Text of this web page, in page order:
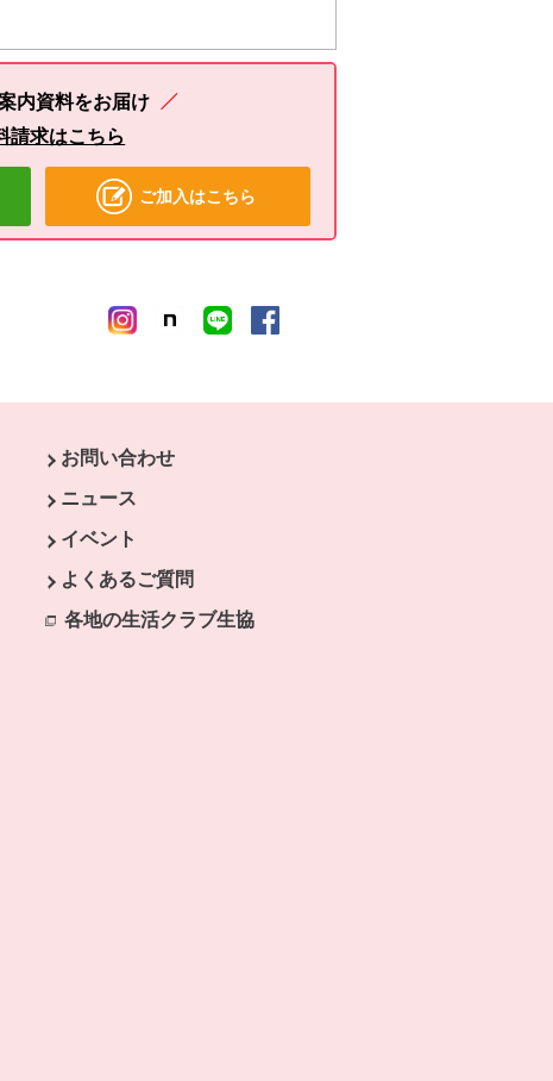
内資料をお届け
請求はこちら
ご加入はこちら
のウィンドウで開きます。
開きます。
きます。
お問い合わせ
ニュース
イベント
よくあるご質問
各地の生活クラブ生協